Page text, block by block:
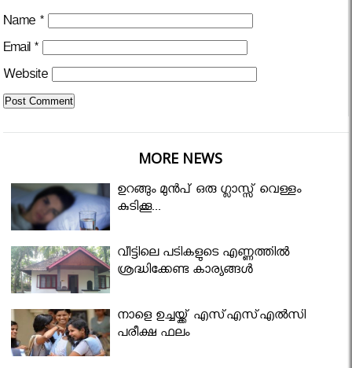
Name *
Email *
Website
MORE NEWS
ഉറങ്ങും മുന്‍പ് ഒരു ഗ്ലാസ്സ് വെള്ളം
കുടിക്കൂ...
വീട്ടിലെ പടികളുടെ എണ്ണത്തിൽ
ശ്രദ്ധിക്കേണ്ട കാര്യങ്ങൾ
നാളെ ഉച്ചയ്ക്ക് എസ്എസ്എല്‍സി
പരീക്ഷ ഫലം